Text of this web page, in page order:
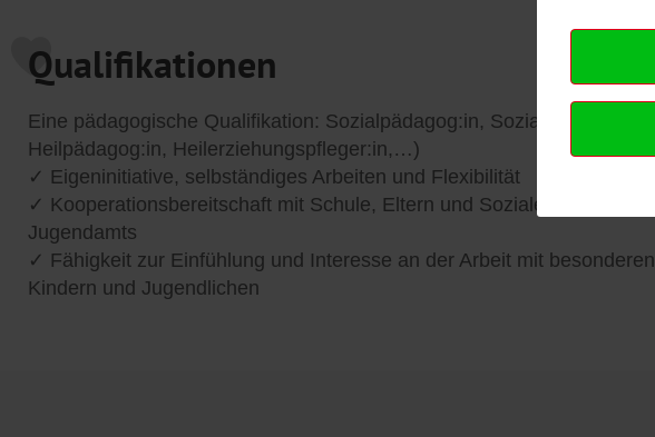
Qualifikationen
Eine pädagogische Qualifikation: Sozialpädagog:in, Sozialarbeiter:in,
Heilpädagog:in, Heilerziehungspfleger:in,…)
✓ Eigeninitiative, selbständiges Arbeiten und Flexibilität
✓ Kooperationsbereitschaft mit Schule, Eltern und Sozialem Dienst des
Jugendamts
✓ Fähigkeit zur Einfühlung und Interesse an der Arbeit mit besonderen
Kindern und Jugendlichen